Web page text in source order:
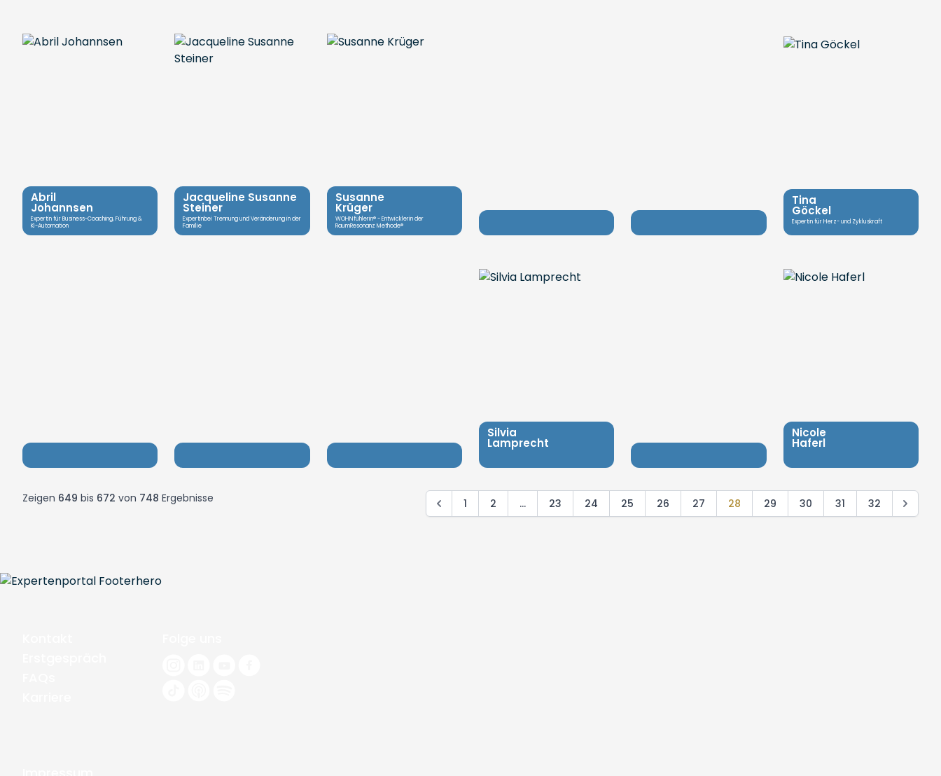
Abril
Johannsen
Expertin für Business-Coaching, Führung &
KI-Automation
Jacqueline Susanne
Steiner
Expertinbei Trennung und Veränderung in der
Familie
Susanne
Krüger
WOHNfühlerin® - Entwicklerin der
RaumResonanz Methode®
Tina
Göckel
Expertin für Herz- und Zykluskraft
Silvia
Lamprecht
Nicole
Haferl
Zeigen 649 bis 672 von 748 Ergebnisse 1 2 ... 23 24 25 26 27 28 29 30 31 32